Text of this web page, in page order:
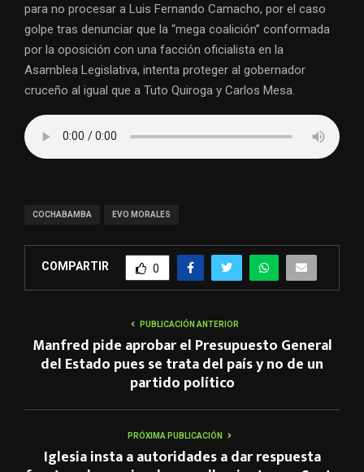
para no procesar a Luis Fernando Camacho, por el caso
golpe tras denunciar que la “mega coalición” conformada
por la oposición con una facción oficialista en la
Asamblea Legislativa, intenta proteger al gobernador
cruceño al igual que a Tuto Quiroga y Carlos Mesa.
COCHABAMBA EVO MORALES
COMPARTIR 0
PUBLICACIÓN ANTERIOR
Manfred pide aprobar el Presupuesto General
del Estado pues se trata del país y no de un
partido político
PRÓXIMA PUBLICACIÓN
Iglesia insta a autoridades a dar respuesta